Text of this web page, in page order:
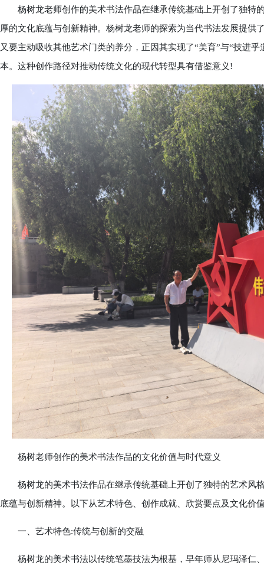
杨树龙老师创作的美术书法作品在继承传统基础上开创了独特
厚的文化底蕴与创新精神。杨树龙老师的探索为当代书法发展提供
又要主动吸收其他艺术门类的养分，正因其实现了“美育”与“技进
本。这种创作路径对推动传统文化的现代转型具有借鉴意义!
杨树老师创作的美术书法作品的文化价值与时代意义
杨树龙的美术书法作品在继承传统基础上开创了独特的艺术风
底蕴与创新精神。以下从艺术特色、创作成就、欣赏要点及文化价
一、艺术特色:传统与创新的交融
杨树龙的美术书法以传统笔墨技法为根基，早年师从尼玛泽仁